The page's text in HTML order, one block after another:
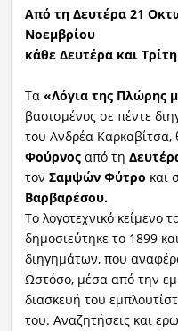
Από τη Δευτέρα 21
Νοεμβρίου
κάθε Δευτέρα και Τρίτη
Τα «Λόγια της Πλώρης
βασισμένος σε πέντε
του Ανδρέα Καρκαβίτσα,
Φούρνοςαπό τη
τον Σαμψών Φύτρο και
Βαρβαρέσου.
Το λογοτεχνικό κείμενο
δημοσιεύτηκε το 1899
διηγημάτων, που
Ωστόσο, μέσα από την
διασκευή του
του. Αναζητήσεις και